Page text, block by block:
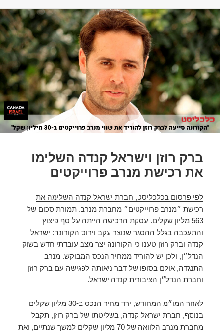
ברק רוזן וישראל קנדה השלימו
את רכישת מנרב פרוייקטים
לפי פרסום בכלכליסט, חברת ישראל קנדה השלימה את
רכישת ״מנרב פרוייקטים״ מחברת מנרב, תמורת סכום של
563 מליון שקלים. עסקת הרכישה הייתה על סף פיצוץ
והתעכבה בגלל ההסגר שנוצר עקב וירוס הקורונה: ישראל
קנדה וברק רוזן טענו כי הקורונה יצר מצב עובדתי חדש בשוק
הנדל״ן, ולכן יש להוריד ממחיר הנכס המבוקש. מנרב
התנגדה, אולם בסופו של דבר ניאותה לפגישה עם ברק רוזן
וחברת הנדל״ן הציבורית קנדה ישראל.
לאחר המו״מ המחודש, ירד מחיר הנכס ב-30 מליון שקלים.
בנוסף, חברת ישראל קנדה, בשליטתו של ברק רוזן, תקבל
מחברת מנרב הלוואה של 70 מליון שקלים למשך שנתיים, ואת